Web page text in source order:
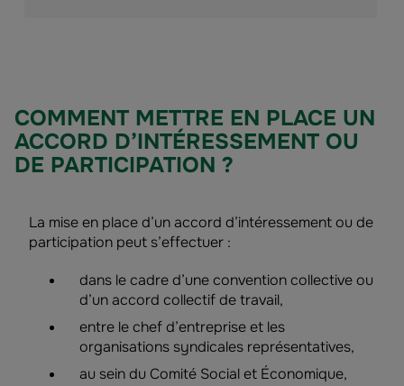
COMMENT METTRE EN PLACE UN
ACCORD D’INTÉRESSEMENT OU
DE PARTICIPATION ?
La mise en place d’un accord d’intéressement ou de
participation peut s’effectuer :
dans le cadre d’une convention collective ou
d’un accord collectif de travail,
entre le chef d’entreprise et les
organisations syndicales représentatives,
au sein du Comité Social et Économique,